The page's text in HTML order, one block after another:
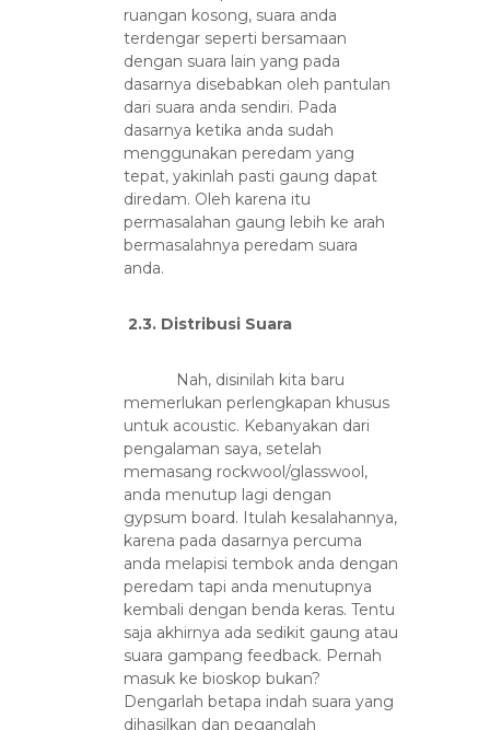
ruangan kosong, suara anda
terdengar seperti bersamaan
dengan suara lain yang pada
dasarnya disebabkan oleh pantulan
dari suara anda sendiri. Pada
dasarnya ketika anda sudah
menggunakan peredam yang
tepat, yakinlah pasti gaung dapat
diredam. Oleh karena itu
permasalahan gaung lebih ke arah
bermasalahnya peredam suara
anda.
2.3. Distribusi Suara
Nah, disinilah kita baru
memerlukan perlengkapan khusus
untuk acoustic. Kebanyakan dari
pengalaman saya, setelah
memasang rockwool/glasswool,
anda menutup lagi dengan
gypsum board. Itulah kesalahannya,
karena pada dasarnya percuma
anda melapisi tembok anda dengan
peredam tapi anda menutupnya
kembali dengan benda keras. Tentu
saja akhirnya ada sedikit gaung atau
suara gampang feedback. Pernah
masuk ke bioskop bukan?
Dengarlah betapa indah suara yang
dihasilkan dan peganglah